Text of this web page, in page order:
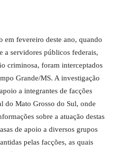
em fevereiro deste ano, quando
a servidores públicos federais,
criminosa, foram interceptados
Grande/MS. A investigação
a integrantes de facções
do Mato Grosso do Sul, onde
sobre a atuação destas
de apoio a diversos grupos
pelas facções, as quais